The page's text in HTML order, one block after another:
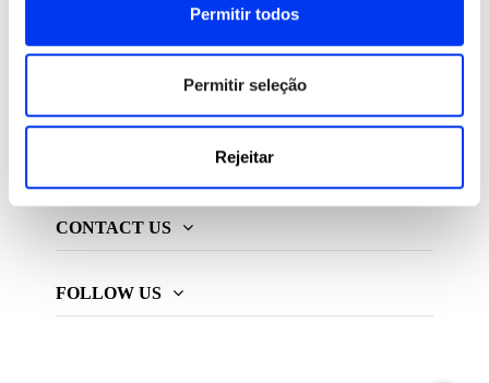
Permitir todos
Permitir seleção
Rejeitar
CONTACT US
FOLLOW US